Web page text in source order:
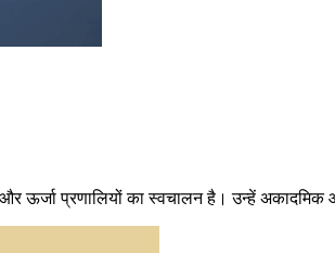
प्रणालियों का स्वचालन है। उन्हें अकादमिक